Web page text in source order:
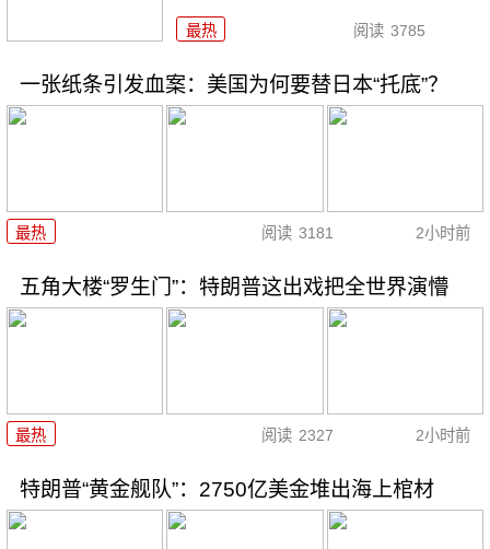
最热 阅读 3785
一张纸条引发血案：美国为何要替日本“托底”？
最热 阅读 3181 2小时前
五角大楼“罗生门”：特朗普这出戏把全世界演懵
最热 阅读 2327 2小时前
特朗普“黄金舰队”：2750亿美金堆出海上棺材